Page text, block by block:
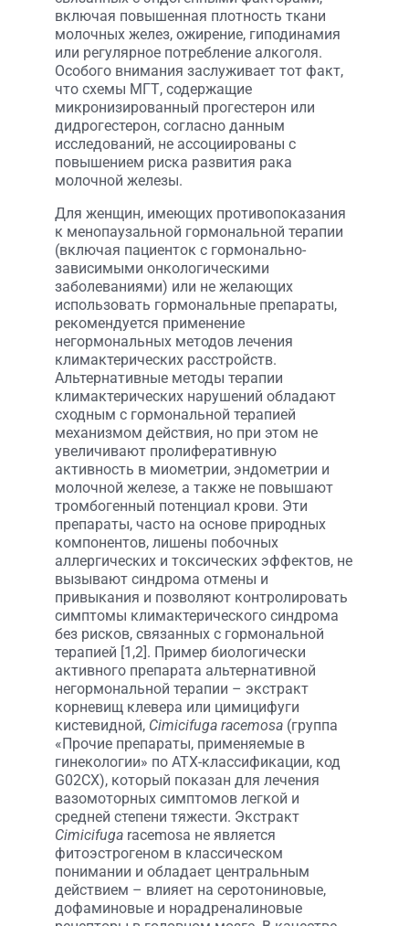
включая повышенная плотность ткани
молочных желез, ожирение, гиподинамия
или регулярное потребление алкоголя.
Особого внимания заслуживает тот факт,
что схемы МГТ, содержащие
микронизированный прогестерон или
дидрогестерон, согласно данным
исследований, не ассоциированы с
повышением риска развития рака
молочной железы.
Для женщин, имеющих противопоказания
к менопаузальной гормональной терапии
(включая пациенток с гормонально-
зависимыми онкологическими
заболеваниями) или не желающих
использовать гормональные препараты,
рекомендуется применение
негормональных методов лечения
климактерических расстройств.
Альтернативные методы терапии
климактерических нарушений обладают
сходным с гормональной терапией
механизмом действия, но при этом не
увеличивают пролиферативную
активность в миометрии, эндометрии и
молочной железе, а также не повышают
тромбогенный потенциал крови. Эти
препараты, часто на основе природных
компонентов, лишены побочных
аллергических и токсических эффектов, не
вызывают синдрома отмены и
привыкания и позволяют контролировать
симптомы климактерического синдрома
без рисков, связанных с гормональной
терапией [1,2]. Пример биологически
активного препарата альтернативной
негормональной терапии – экстракт
корневищ клевера или цимицифуги
кистевидной, Cimicifuga racemosa (группа
«Прочие препараты, применяемые в
гинекологии» по АТХ-классификации, код
G02CX), который показан для лечения
вазомоторных симптомов легкой и
средней степени тяжести. Экстракт
Cimicifuga racemosa не является
фитоэстрогеном в классическом
понимании и обладает центральным
действием – влияет на серотониновые,
дофаминовые и норадреналиновые